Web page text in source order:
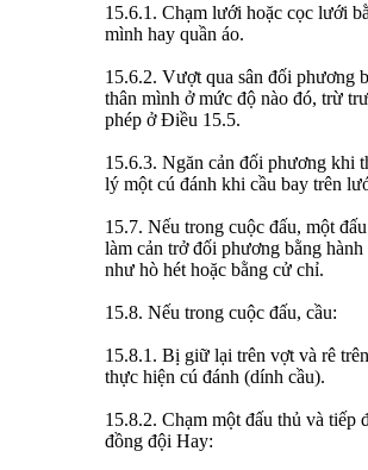
15.6.1. Chạm lưới hoặc cọc lưới
mình hay quần áo.
15.6.2. Vượt qua sân đối phương
thân mình ở mức độ nào đó, trừ
phép ở Điều 15.5.
15.6.3. Ngăn cản đối phương khi
lý một cú đánh khi cầu bay trên
15.7. Nếu trong cuộc đấu, một
làm cản trở đối phương bằng
như hò hét hoặc bằng cử chỉ.
15.8. Nếu trong cuộc đấu, cầu:
15.8.1. Bị giữ lại trên vợt và rê
thực hiện cú đánh (dính cầu).
15.8.2. Chạm một đấu thủ và tiếp
đồng đội Hay: